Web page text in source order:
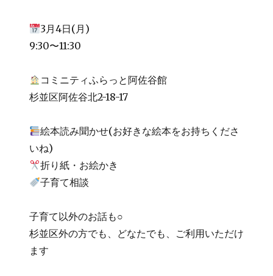
3月4日(月)
9:30〜11:30
コミニティふらっと阿佐谷館
杉並区阿佐谷北2-18-17
絵本読み聞かせ(お好きな絵本をお持ちくださ
いね)
折り紙・お絵かき
子育て相談
子育て以外のお話も○
杉並区外の方でも、どなたでも、ご利用いただけ
ます